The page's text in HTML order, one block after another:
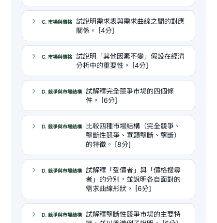
C. 市場與價格
試說明需求表與需求曲線之間的對應
關係。 [4分]
C. 市場與價格
試說明「其他因素不變」假設在經濟
分析中的重要性。 [4分]
D. 競爭與市場結構
試解釋完全競爭市場的四個條
件。 [6分]
D. 競爭與市場結構
比較四種市場結構（完全競爭、
壟斷性競爭、寡頭壟斷、壟斷）
的特徵。 [8分]
D. 競爭與市場結構
試解釋「受價者」與「價格搜尋
者」的分別，並說明各自面對的
需求曲線形狀。 [6分]
D. 競爭與市場結構
試解釋壟斷性競爭市場的主要特